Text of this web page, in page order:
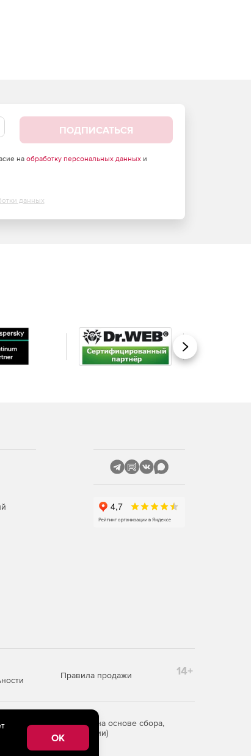
ПОДПИСАТЬСЯ
на обработку персональных данныхи
данных
Вперед
Правила продажи 14+
информации на основе сбора,
Российской Федерации)
OK